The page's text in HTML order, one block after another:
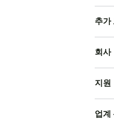
추가
회사
지원
업계